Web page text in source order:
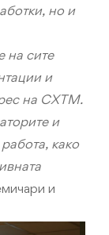
но и
на сите
и
на СХТМ.
и
како
и